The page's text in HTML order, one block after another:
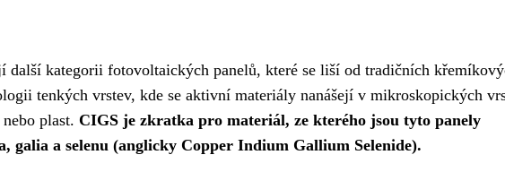
další kategorii fotovoltaických panelů, které se liší od tradičních
tenkých vrstev, kde se aktivní materiály nanášejí v mikroskopických
plast. CIGS je zkratka pro materiál, ze kterého jsou tyto panely
galia a selenu (anglicky Copper Indium Gallium Selenide).